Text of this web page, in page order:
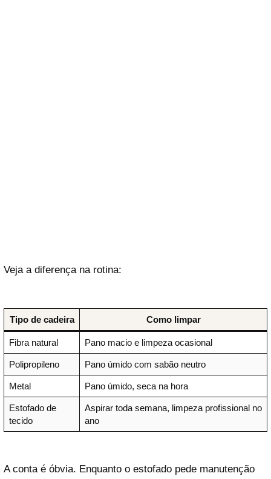
Veja a diferença na rotina:
Tipo de cadeira Como limpar
Fibra natural Pano macio e limpeza ocasional
Polipropileno Pano úmido com sabão neutro
Metal Pano úmido, seca na hora
Estofado de
tecido
Aspirar toda semana, limpeza profissional no
ano
A conta é óbvia. Enquanto o estofado pede manutenção